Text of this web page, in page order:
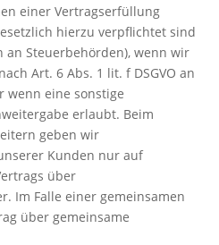
einer Vertragserfüllung
hierzu verpflichtet sind
an Steuerbehörden), wenn wir
Art. 6 Abs. 1 lit. f DSGVO an
wenn eine sonstige
erlaubt. Beim
geben wir
Kunden nur auf
über
Im Falle einer gemeinsamen
über gemeinsame